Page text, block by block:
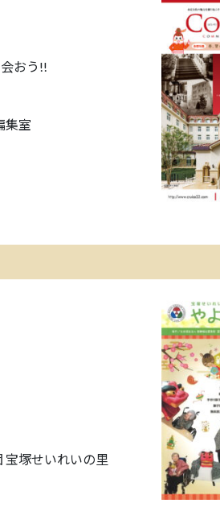
おう!!
集室
宝塚せいれいの里